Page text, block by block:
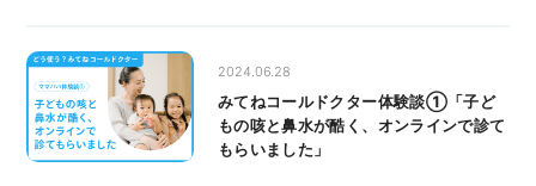
2024.06.28
みてねコールドクター体験談①「子ど
もの咳と鼻水が酷く、オンラインで診て
もらいました」